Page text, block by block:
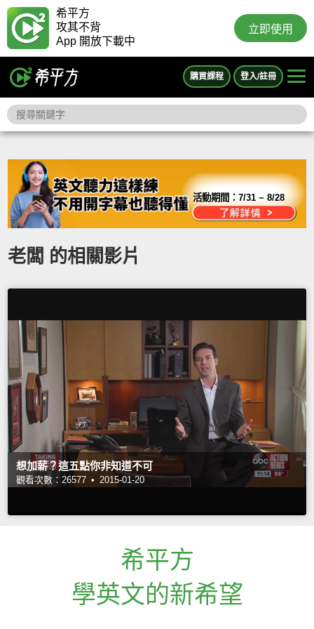
希平方
攻其不背
App 開放下載中
立即使用
購買課程 登入/註冊
活動期間：7/31 ~ 8/28
老闆 的相關影片
想加薪？這五點你非知道不可
觀看次數：26577 • 2015-01-20
希平方
學英文的新希望